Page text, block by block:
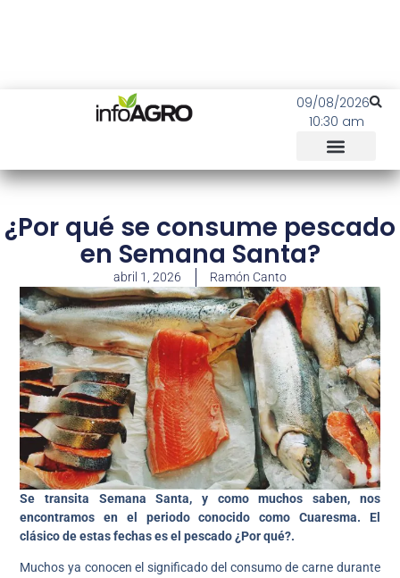
09/08/2026
10:30 am
¿Por qué se consume pescado
en Semana Santa?
abril 1, 2026 Ramón Canto
Se transita Semana Santa, y como muchos saben, nos
encontramos en el periodo conocido como Cuaresma. El
clásico de estas fechas es el pescado ¿Por qué?.
Muchos ya conocen el significado del consumo de carne durante